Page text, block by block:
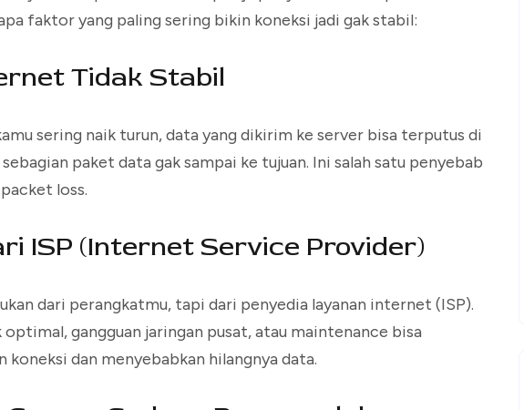
faktor yang paling sering bikin koneksi jadi gak stabil:
Tidak Stabil
sering naik turun, data yang dikirim ke server bisa terputus di
paket data gak sampai ke tujuan. Ini salah satu penyebab
loss.
ISP (Internet Service Provider)
dari perangkatmu, tapi dari penyedia layanan internet (ISP).
gangguan jaringan pusat, atau maintenance bisa
koneksi dan menyebabkan hilangnya data.